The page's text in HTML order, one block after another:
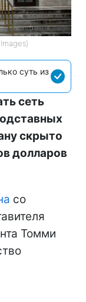
суть из
сеть
скрыто
долларов
со
Томми